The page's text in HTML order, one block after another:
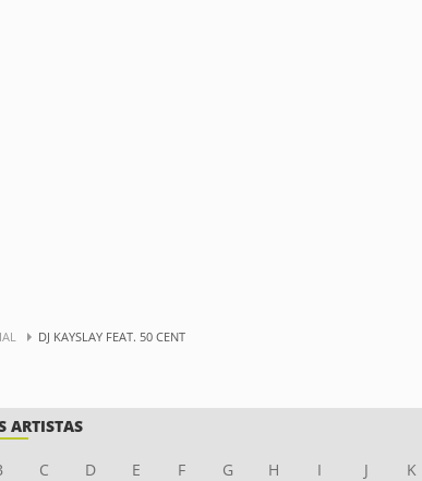
DJ KAYSLAY FEAT. 50 CENT
ARTISTAS
C D E F G H I J K